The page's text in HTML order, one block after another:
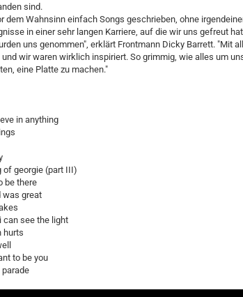
sind.
dem Wahnsinn einfach Songs geschrieben, ohne
in einer sehr langen Karriere, auf die wir uns gefreut
uns genommen", erklärt Frontmann Dicky Barrett. "Mit
wir waren wirklich inspiriert. So grimmig, wie alles um
eine Platte zu machen."
in anything
georgie (part III)
be there
great
see the light
hurts
to be you